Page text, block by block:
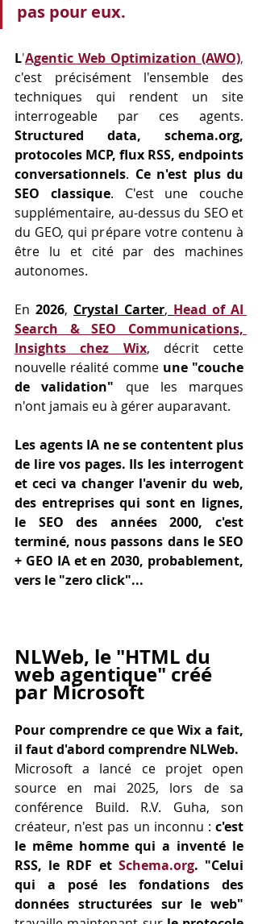
pas pour eux.
L'Agentic Web Optimization (AWO)
c'est précisément l'ensemble des
techniques qui rendent un site
Structured data, schema.org,
protocoles MCP, flux RSS, endpoints
conversationnels. Ce n'est plus du
SEO classique. C'est une couche
supplémentaire, au-dessus du SEO et
du GEO, qui prépare votre contenu à
être lu et cité par des machines
autonomes.
En 2026, Crystal Carter, Head of AI
Search & SEO Communications,
Insights chez Wix, décrit cette
nouvelle réalité comme une "couche
de validation" que les marques
n'ont jamais eu à gérer auparavant.
Les agents IA ne se contentent plus
de lire vos pages. Ils les interrogent
et ceci va changer l'avenir du web,
des entreprises qui sont en lignes,
le SEO des années 2000, c'est
terminé, nous passons dans le SEO
+ GEO IA et en 2030, probablement,
vers le "zero click"...
NLWeb, le "HTML du
web agentique" créé
par Microsoft
Pour comprendre ce que Wix a fait,
il faut d'abord comprendre NLWeb.
Microsoft a lancé ce projet open
source en mai 2025, lors de sa
conférence Build. R.V. Guha, son
créateur, n'est pas un inconnu : c'est
le même homme qui a inventé le
RSS, le RDF et Schema.org. "Celui
qui a posé les fondations des
données structurées sur le web"